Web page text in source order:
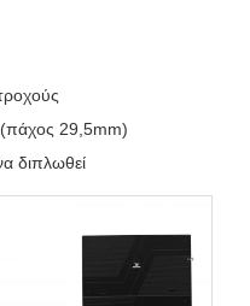
(πάχος 29,5mm)
διπλωθεί